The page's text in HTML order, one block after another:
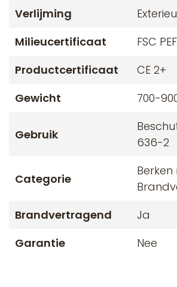
Verlijming
Milieucertificaat
FSC
Productcertificaat
CE 2+
Gewicht
700-
Gebruik
636-2
Categorie
Brandvertragend
Ja
Garantie
Nee